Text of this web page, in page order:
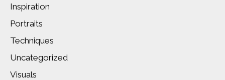
Inspiration
Portraits
Techniques
Uncategorized
Visuals